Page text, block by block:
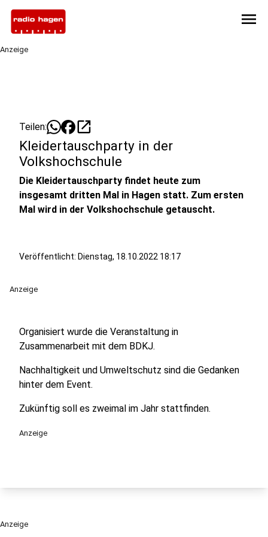
menu
Anzeige
Teilen: open_in_new
Kleidertauschparty in der
Volkshochschule
Die Kleidertauschparty findet heute zum
insgesamt dritten Mal in Hagen statt. Zum ersten
Mal wird in der Volkshochschule getauscht.
Veröffentlicht: Dienstag, 18.10.2022 18:17
Anzeige
Organisiert wurde die Veranstaltung in
Zusammenarbeit mit dem BDKJ.
Nachhaltigkeit und Umweltschutz sind die Gedanken
hinter dem Event.
Zukünftig soll es zweimal im Jahr stattfinden.
Anzeige
Anzeige